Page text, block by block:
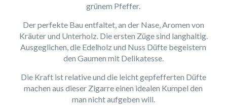
grünem Pfeffer.
Der perfekte Bau entfaltet, an der Nase, Aromen von
Kräuter und Unterholz. Die ersten Züge sind langhaltig.
Ausgeglichen, die Edelholz und Nuss Düfte begeistern
den Gaumen mit Delikatesse.
Die Kraft ist relative und die leicht gepfefferten Düfte
machen aus dieser Zigarre einen idealen Kumpel den
man nicht aufgeben will.